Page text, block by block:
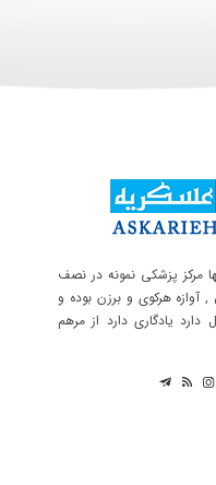
مرکز پزشکی نمونه در نصف
هرکوی و برزن بوده و
یادگاری دارد از مرهم